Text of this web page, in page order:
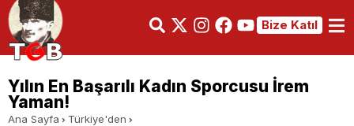
Bize Katıl
Yılın En Başarılı Kadın Sporcusu İrem
Yaman!
Ana Sayfa
Türkiye'den